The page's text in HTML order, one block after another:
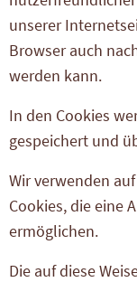
unserer
Browser auch
werden kann.
In den Cookies
gespeichert und
Wir verwenden
Cookies, die eine
ermöglichen.
Die auf diese